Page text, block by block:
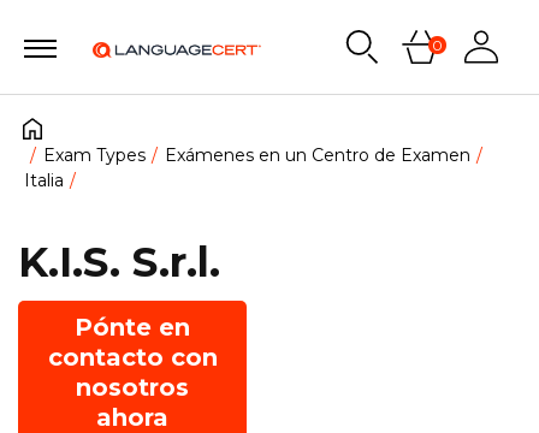
0
Exam Types
Exámenes en un Centro de Examen
Italia
K.I.S. S.r.l.
Pónte en
contacto con
nosotros
ahora